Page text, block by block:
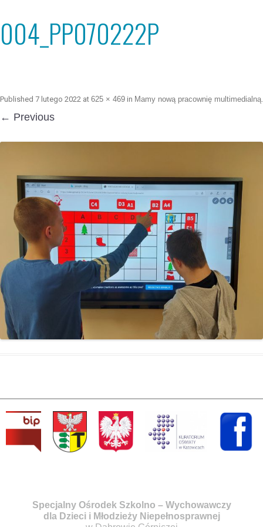
004_PP070222P
Published 7 lutego 2022 at 625 × 469 in Mamy nową pracownię multimedialną.
← Previous
Specjalny Ośrodek Szkolno – Wychowawczy
dla Dzieci i Młodzieży Niepełnosprawnej